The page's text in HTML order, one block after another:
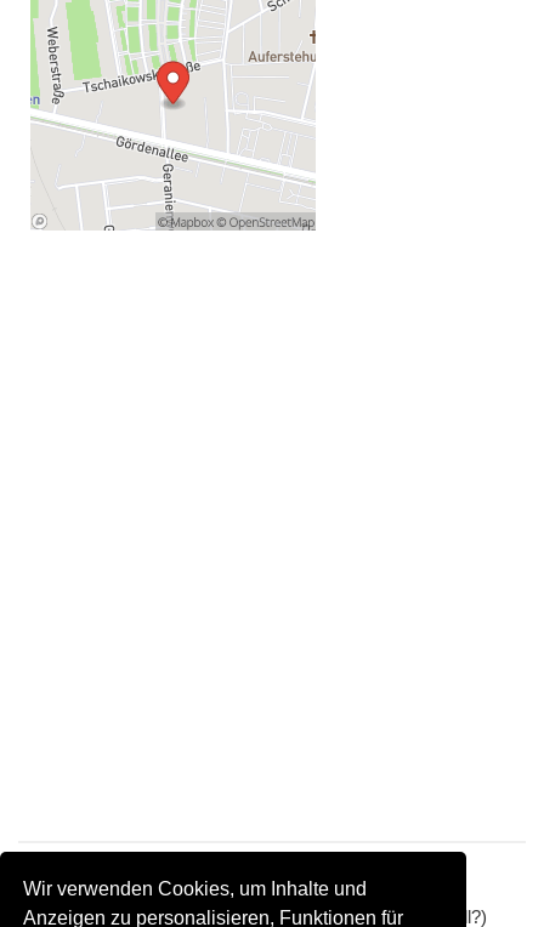
Wir verwenden Cookies, um Inhalte und
Anzeigen zu personalisieren, Funktionen für
Etwas hat nicht gestimmt (unvollständig oder nicht aktuell?)